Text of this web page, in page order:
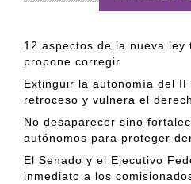
12 aspectos de la nueva ley
propone corregir
Extinguir la autonomía del
retroceso y vulnera el
No desaparecer sino
autónomos para proteger
El Senado y el Ejecutivo
inmediato a los